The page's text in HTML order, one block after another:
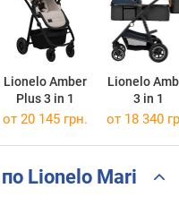
Lionelo Amber
Plus 3 in 1
Lionelo
3 in 1
от 20 145 грн. от 18 340
Lionelo Mari